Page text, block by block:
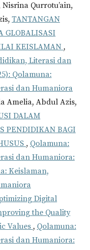
Qurrotu’ain,
TANTANGAN
GLOBALISASI
KEISLAMAN ,
Literasi dan
Qolamuna:
dan Humaniora
Amelia, Abdul Azis,
DALAM
PENDIDIKAN BAGI
, Qolamuna:
dan Humaniora:
Keislaman,
Digital
the Quality
Values , Qolamuna:
dan Humaniora: